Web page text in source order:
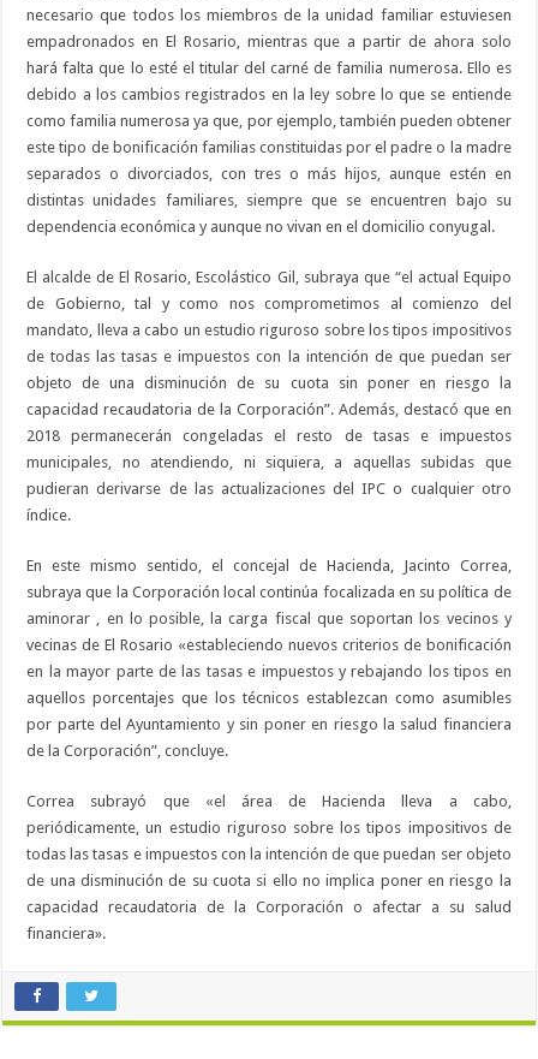
necesario que todos los miembros de la unidad familiar estuviesen
empadronados en El Rosario, mientras que a partir de ahora solo
hará falta que lo esté el titular del carné de familia numerosa. Ello es
debido a los cambios registrados en la ley sobre lo que se entiende
como familia numerosa ya que, por ejemplo, también pueden obtener
este tipo de bonificación familias constituidas por el padre o la madre
separados o divorciados, con tres o más hijos, aunque estén en
distintas unidades familiares, siempre que se encuentren bajo su
dependencia económica y aunque no vivan en el domicilio conyugal.
El alcalde de El Rosario, Escolástico Gil, subraya que “el actual Equipo
de Gobierno, tal y como nos comprometimos al comienzo del
mandato, lleva a cabo un estudio riguroso sobre los tipos impositivos
de todas las tasas e impuestos con la intención de que puedan ser
objeto de una disminución de su cuota sin poner en riesgo la
capacidad recaudatoria de la Corporación”. Además, destacó que en
2018 permanecerán congeladas el resto de tasas e impuestos
municipales, no atendiendo, ni siquiera, a aquellas subidas que
pudieran derivarse de las actualizaciones del IPC o cualquier otro
índice.
En este mismo sentido, el concejal de Hacienda, Jacinto Correa,
subraya que la Corporación local continúa focalizada en su política de
aminorar , en lo posible, la carga fiscal que soportan los vecinos y
vecinas de El Rosario «estableciendo nuevos criterios de bonificación
en la mayor parte de las tasas e impuestos y rebajando los tipos en
aquellos porcentajes que los técnicos establezcan como asumibles
por parte del Ayuntamiento y sin poner en riesgo la salud financiera
de la Corporación”, concluye.
Correa subrayó que «el área de Hacienda lleva a cabo,
periódicamente, un estudio riguroso sobre los tipos impositivos de
todas las tasas e impuestos con la intención de que puedan ser objeto
de una disminución de su cuota si ello no implica poner en riesgo la
capacidad recaudatoria de la Corporación o afectar a su salud
financiera».